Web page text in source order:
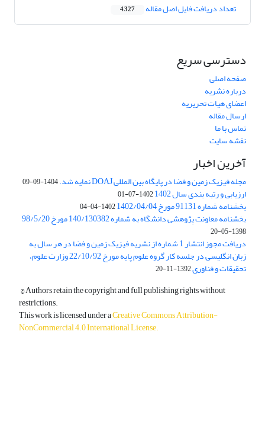
تعداد دریافت فایل اصل مقاله 4,327
دسترسی سریع
صفحه اصلی
درباره نشریه
اعضای هیات تحریریه
ارسال مقاله
تماس با ما
نقشه سایت
آخرین اخبار
مجله فیزیک زمین و فضا در پایگاه بین المللی DOAJ نمایه شد. 1404-09-09
ارزیابی و رتبه بندی سال 1402 1402-07-01
بخشنامه شماره 91131 مورخ 1402/04/04 1402-04-04
بخشنامه معاونت پژوهشی دانشگاه به شماره 140/130382 مورخ 98/5/20
1398-05-20
دریافت مجوز انتشار 1 شماره از نشریه فیزیک زمین و فضا در هر سال به
زبان انگلیسی در جلسه کار گروه علوم پایه مورخ 22/10/92 وزارت علوم،
تحقیقات و فناوری1392-11-20
© Authors retain the copyright and full publishing rights without
restrictions.
This work is licensed under aCreative Commons Attribution-
NonCommercial 4.0 International License.